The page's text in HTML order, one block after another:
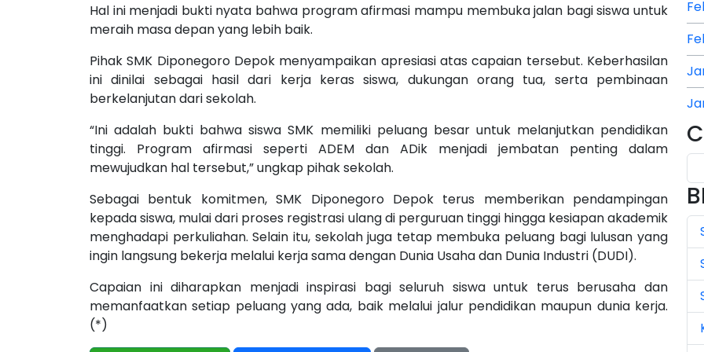
Hal ini menjadi bukti nyata bahwa program afirmasi mampu membuka jalan bagi siswa untuk
meraih masa depan yang lebih baik.
Pihak SMK Diponegoro Depok menyampaikan apresiasi atas capaian tersebut. Keberhasilan
ini dinilai sebagai hasil dari kerja keras siswa, dukungan orang tua, serta pembinaan
berkelanjutan dari sekolah.
“Ini adalah bukti bahwa siswa SMK memiliki peluang besar untuk melanjutkan pendidikan
tinggi. Program afirmasi seperti ADEM dan ADik menjadi jembatan penting dalam
mewujudkan hal tersebut,” ungkap pihak sekolah.
Sebagai bentuk komitmen, SMK Diponegoro Depok terus memberikan pendampingan
kepada siswa, mulai dari proses registrasi ulang di perguruan tinggi hingga kesiapan akademik
menghadapi perkuliahan. Selain itu, sekolah juga tetap membuka peluang bagi lulusan yang
ingin langsung bekerja melalui kerja sama dengan Dunia Usaha dan Dunia Industri (DUDI).
Capaian ini diharapkan menjadi inspirasi bagi seluruh siswa untuk terus berusaha dan
memanfaatkan setiap peluang yang ada, baik melalui jalur pendidikan maupun dunia kerja.
(*)